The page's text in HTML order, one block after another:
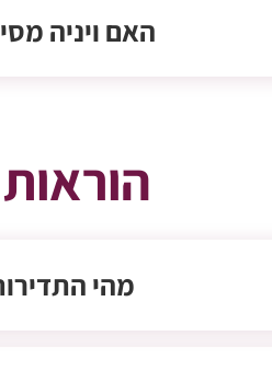
האם ויניה
מהי